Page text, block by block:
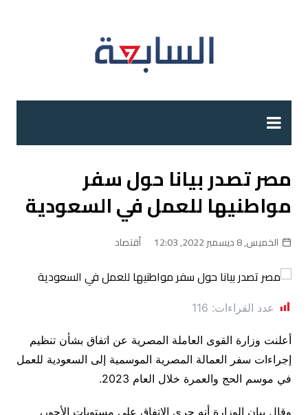
مصر تصدر بيانا حول سفر
مواطنيها للعمل في السعودية
الخميس, 8 ديسمبر 2022, 12:03 أقتصاد
عدد القراءات: 116
أعلنت وزارة القوى العاملة المصرية عن اتفاق بشأن تنظيم
إجراءات سفر العمالة المصرية الموسمية إلى السعودية للعمل
في موسم الحج والعمرة خلال العام 2023.
وقال بيان الوزارة أنه جرى الإتفاق على مستويات الأجور،